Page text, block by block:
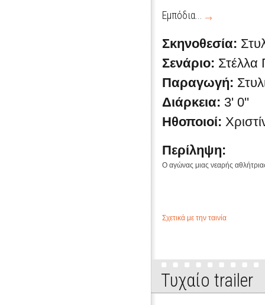
Εμπόδια...
Σκηνοθεσία:
Σενάριο:
Παραγωγή:
Διάρκεια: 3' 0''
Ηθοποιοί:
Περίληψη:
Ο αγώνας μιας νεαρής
Σχετικά με την ταινία
Τυχαίo trailer